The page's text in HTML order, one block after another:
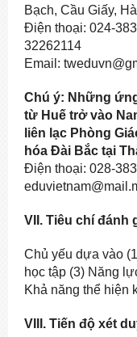
Bạch, Cầu Giấy,
Điện thoại: 024-
32262114
Email:
Chú ý: Những
từ Huế trở vào
liên lạc Phòng
hóa Đài Bắc tại
Điện thoại: 028-
VII. Tiêu chí đánh
Chủ yếu dựa vào
học tập (3) Năng
Khả năng thể hiện
VIII. Tiến độ xét